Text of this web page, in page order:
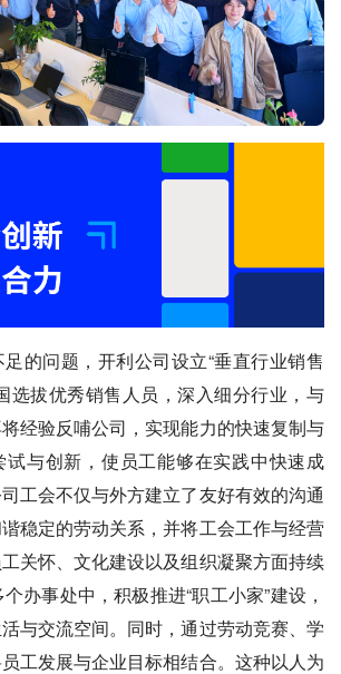
的问题，开利公司设立“垂直行业销售
选拔优秀销售人员，深入细分行业，与
经验反哺公司，实现能力的快速复制与
与创新，使员工能够在实践中快速成
工会不仅与外方建立了友好有效的沟通
稳定的劳动关系，并将工会工作与经营
关怀、文化建设以及组织凝聚方面持续
办事处中，积极推进“职工小家”建设，
与交流空间。同时，通过劳动竞赛、学
工发展与企业目标相结合。这种以人为